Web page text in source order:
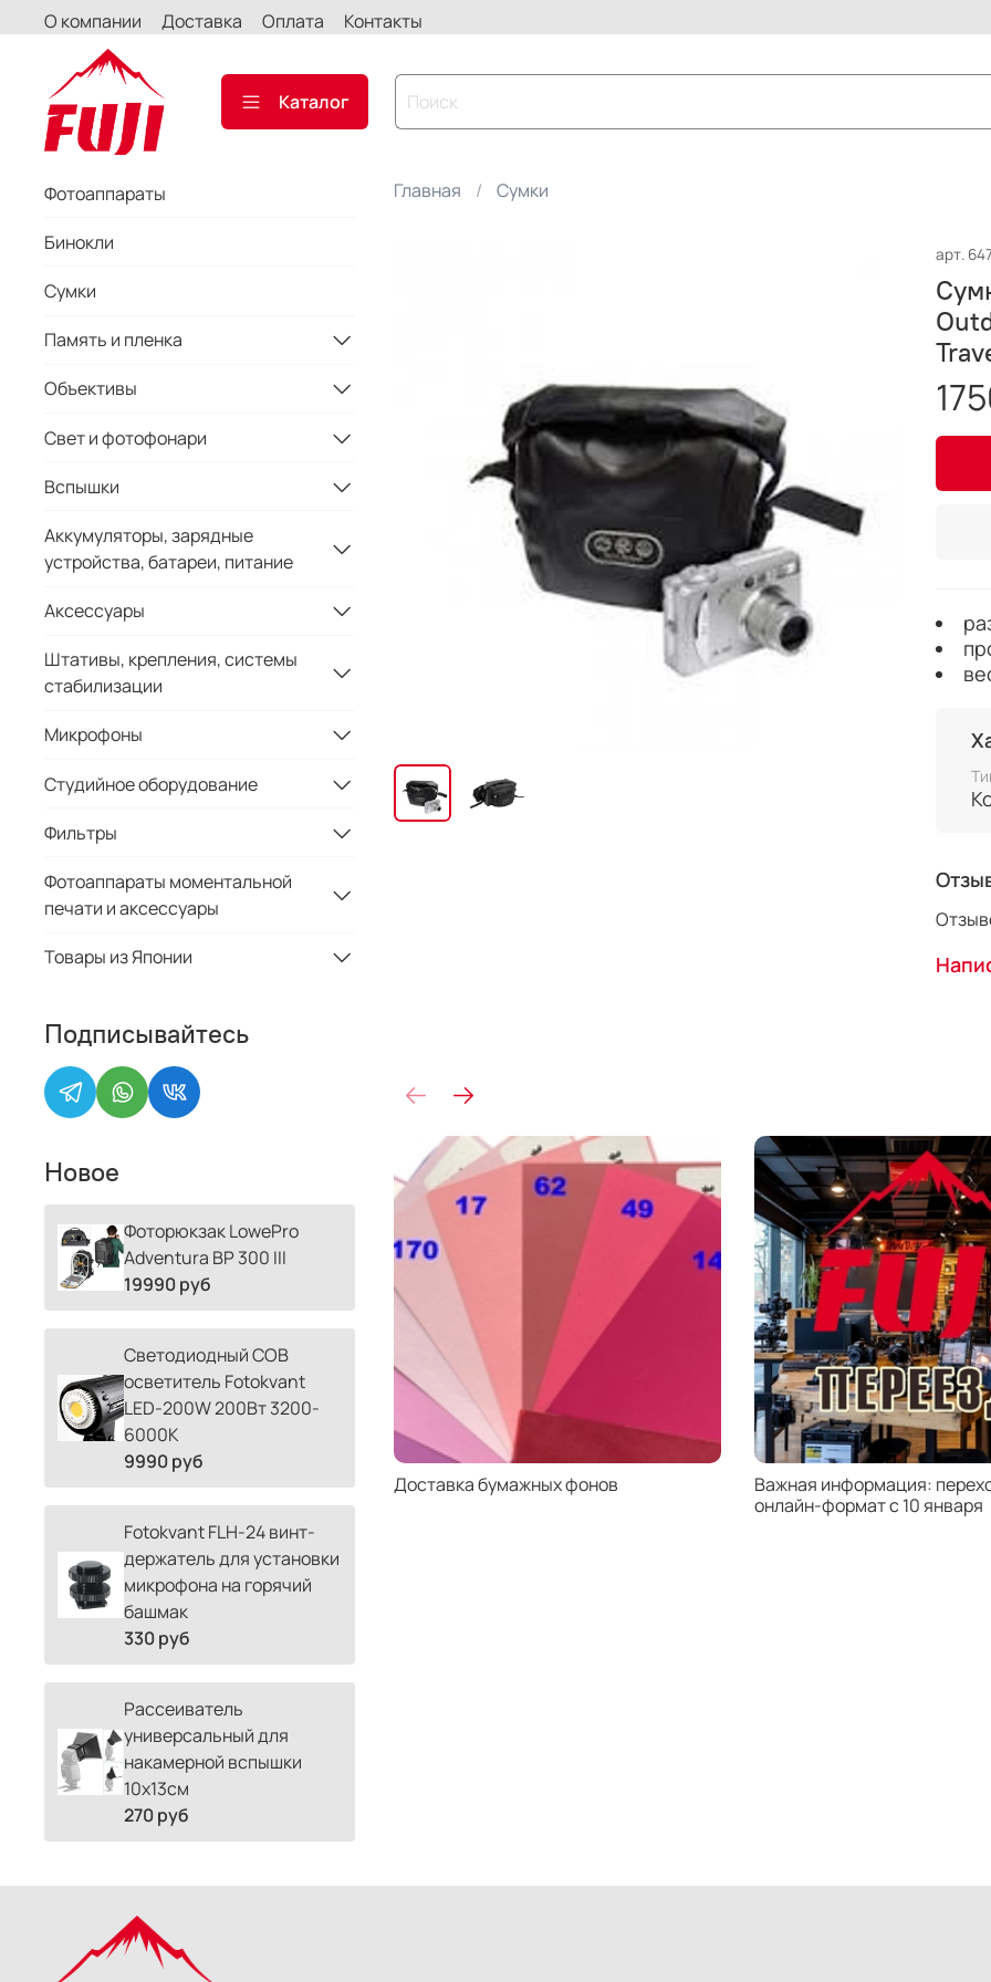
О компании Доставка Оплата Контакты
Каталог
Главная Сумки
арт.
Доставка бумажных фонов
Важная информация:
онлайн-формат с 10 января
Фотоаппараты
Бинокли
Сумки
Память и пленка
Объективы
Свет и фотофонари
Вспышки
Аккумуляторы, зарядные
устройства, батареи, питание
Аксессуары
Штативы, крепления, системы
стабилизации
Микрофоны
Студийное оборудование
Фильтры
Фотоаппараты моментальной
печати и аксессуары
Товары из Японии
Подписывайтесь
Новое
Фоторюкзак LowePro
Adventura BP 300 III
19990 руб
Светодиодный COB
осветитель Fotokvant
LED-200W 200Вт 3200-
6000К
9990 руб
Fotokvant FLH-24 винт-
держатель для установки
микрофона на горячий
башмак
330 руб
Рассеиватель
универсальный для
накамерной вспышки
10х13см
270 руб